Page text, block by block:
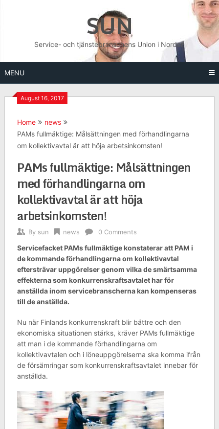
SUN
Service- och tjänstebranschens Union i Norden
MENU
August 16, 2017
Home
news
PAMs fullmäktige: Målsättningen med förhandlingarna
om kollektivavtal är att höja arbetsinkomsten!
PAMs fullmäktige: Målsättningen
med förhandlingarna om
kollektivavtal är att höja
arbetsinkomsten!
By sun news 0 Comments
Servicefacket PAMs fullmäktige konstaterar att PAM i
de kommande förhandlingarna om kollektivavtal
eftersträvar uppgörelser genom vilka de smärtsamma
effekterna som konkurrenskraftsavtalet har för
anställda inom servicebranscherna kan kompenseras
till de anställda.
Nu när Finlands konkurrenskraft blir bättre och den
ekonomiska situationen stärks, kräver PAMs fullmäktige
att man i de kommande förhandlingarna om
kollektivavtalen och i löneuppgörelserna ska komma ifrån
de försämringar som konkurrenskraftsavtalet innebar för
anställda.